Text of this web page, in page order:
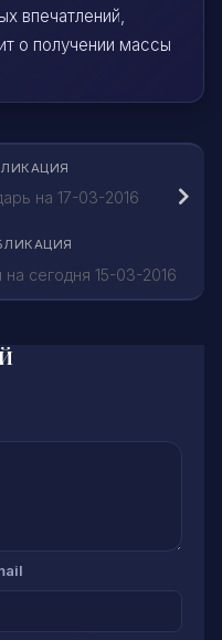
впечатлений,
о получении массы
на 17-03-2016
сегодня 15-03-2016